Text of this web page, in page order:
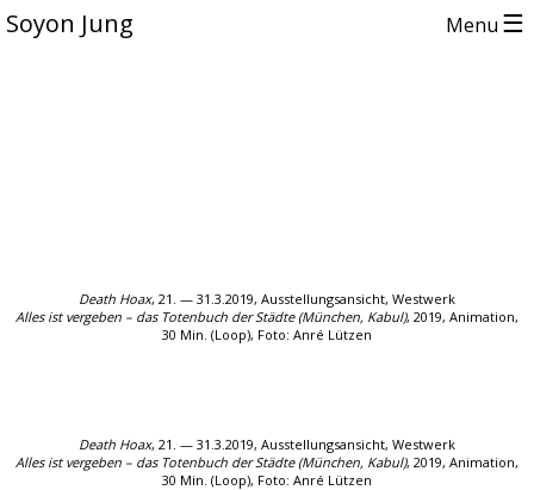
Soyon Jung Menu ☰
Death Hoax, 21. — 31.3.2019, Ausstellungsansicht, Westwerk
Alles ist vergeben – das Totenbuch der Städte (München, Kabul), 2019, Animation,
30 Min. (Loop), Foto: Anré Lützen
Death Hoax, 21. — 31.3.2019, Ausstellungsansicht, Westwerk
Alles ist vergeben – das Totenbuch der Städte (München, Kabul), 2019, Animation,
30 Min. (Loop), Foto: Anré Lützen